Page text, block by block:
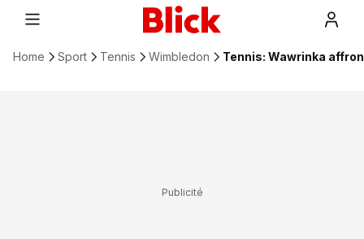
Home Sport Tennis Wimbledon Tennis: Wawrinka